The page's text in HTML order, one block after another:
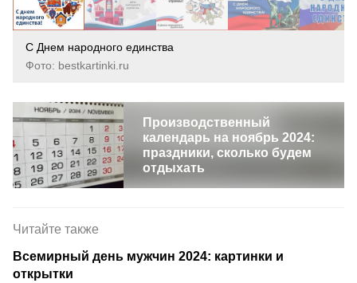
С Днем народного единства
Фото: bestkartinki.ru
Производственный
календарь на ноябрь 2024:
праздники, сколько будем
отдыхать
Читайте также
Всемирный день мужчин 2024: картинки и
открытки